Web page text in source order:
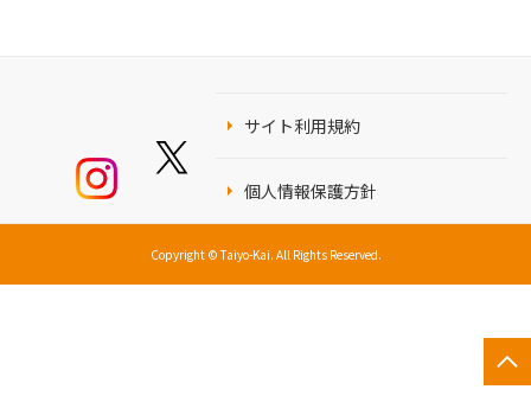
サイト利用規約
個人情報保護方針
Copyright © Taiyo-Kai. All Rights Reserved.